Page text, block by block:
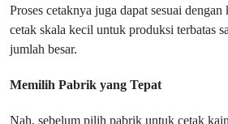
Proses cetaknya juga dapat sesuai
cetak skala kecil untuk produksi terbatas
jumlah besar.
Memilih Pabrik yang Tepat
Nah, sebelum pilih pabrik untuk cetak